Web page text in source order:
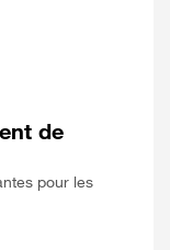
de
pour les